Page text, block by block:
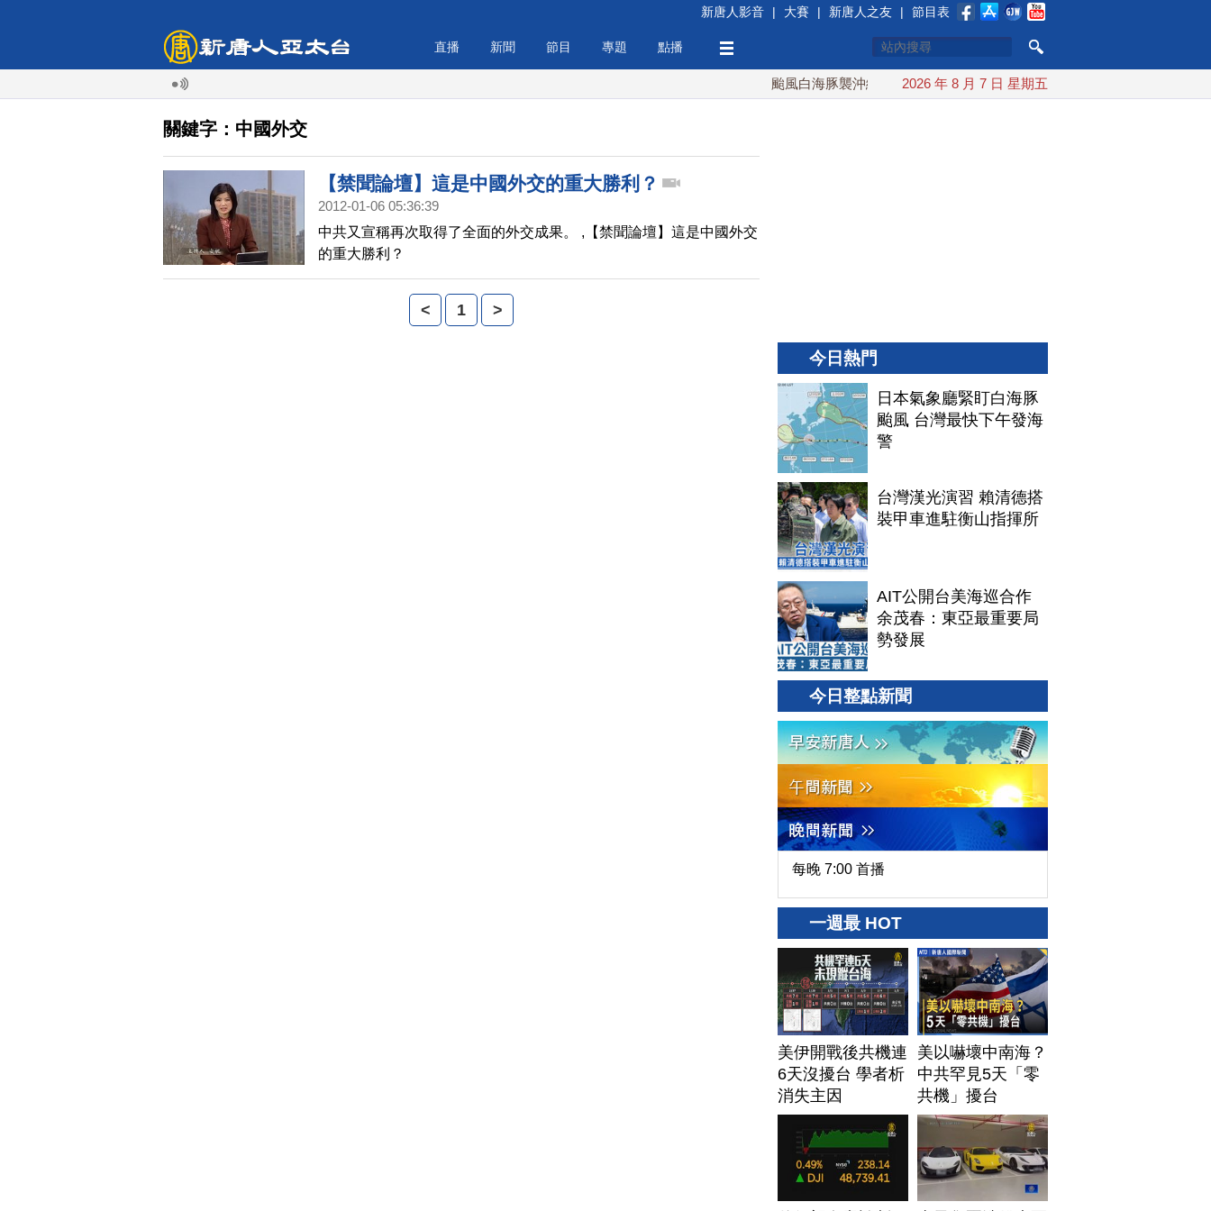
新唐人影音 | 大賽 | 新唐人之友 | 節目表
直播 新聞 節目 專題 點播
颱風白海豚襲沖繩 週末最近台灣 10日登陸浙江
2026 年 8 月 7 日 星期五
關鍵字：中國外交
【禁聞論壇】這是中國外交的重大勝利？
2012-01-06 05:36:39
中共又宣稱再次取得了全面的外交成果。 ,【禁聞論壇】這是中國外交
的重大勝利？
< 1 >
今日熱門
日本氣象廳緊盯白海豚
颱風 台灣最快下午發海
警
台灣漢光演習 賴清德搭
裝甲車進駐衡山指揮所
AIT公開台美海巡合作
余茂春：東亞最重要局
勢發展
今日整點新聞
每晚 7:00 首播
一週最 HOT
美伊開戰後共機連
6天沒擾台 學者析
消失主因
美以嚇壞中南海？
中共罕見5天「零
共機」擾台